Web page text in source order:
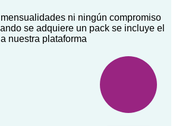
ni ningún compromiso
se adquiere un pack se incluye el
nuestra plataforma